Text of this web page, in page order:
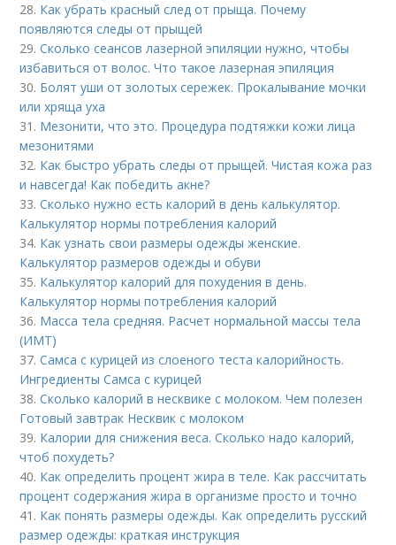
28. Как убрать красный след от прыща. Почему
появляются следы от прыщей
29.Сколько сеансов лазерной эпиляции нужно, чтобы
избавиться от волос. Что такое лазерная эпиляция
30. Болят уши от золотых сережек. Прокалывание мочки
или хряща уха
31. Мезонити, что это. Процедура подтяжки кожи лица
мезонитями
32. Как быстро убрать следы от прыщей. Чистая кожа раз
и навсегда! Как победить акне?
33.Сколько нужно есть калорий в день калькулятор.
Калькулятор нормы потребления калорий
34. Как узнать свои размеры одежды женские.
Калькулятор размеров одежды и обуви
35. Калькулятор калорий для похудения в день.
Калькулятор нормы потребления калорий
36. Масса тела средняя. Расчет нормальной массы тела
(ИМТ)
37.Самса с курицей из слоеного теста калорийность.
Ингредиенты Самса с курицей
38.Сколько калорий в несквике с молоком. Чем полезен
Готовый завтрак Несквик с молоком
39. Калории для снижения веса. Сколько надо калорий,
чтоб похудеть?
40. Как определить процент жира в теле. Как рассчитать
процент содержания жира в организме просто и точно
41. Как понять размеры одежды. Как определить русский
размер одежды: краткая инструкция